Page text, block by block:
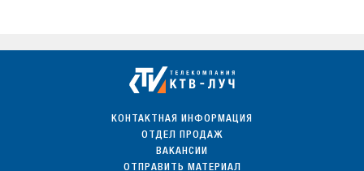
КОНТАКТНАЯ ИНФОРМАЦИЯ
ОТДЕЛ ПРОДАЖ
ВАКАНСИИ
ОТПРАВИТЬ МАТЕРИАЛ